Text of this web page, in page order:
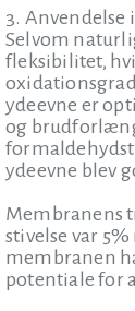
3.
Selvom
fleksibilitet,
ydeevne er
og
ydeevne blev
Membranens
stivelse var
membranen
potentiale for